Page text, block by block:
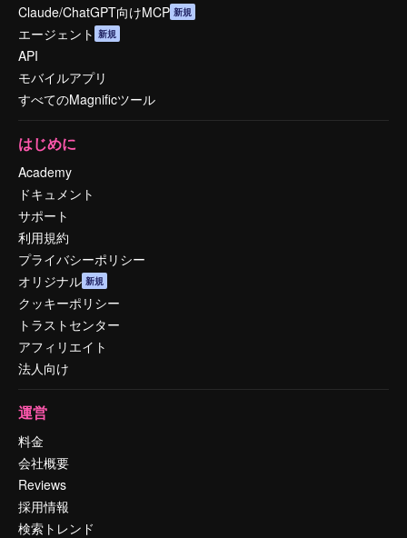
Claude/ChatGPT向けMCP 新規
エージェント 新規
API
モバイルアプリ
すべてのMagnificツール
はじめに
Academy
ドキュメント
サポート
利用規約
プライバシーポリシー
オリジナル 新規
クッキーポリシー
トラストセンター
アフィリエイト
法人向け
運営
料金
会社概要
Reviews
採用情報
検索トレンド